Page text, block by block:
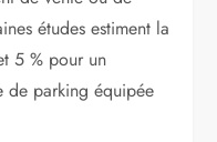
études estiment la
5 % pour un
de parking équipée